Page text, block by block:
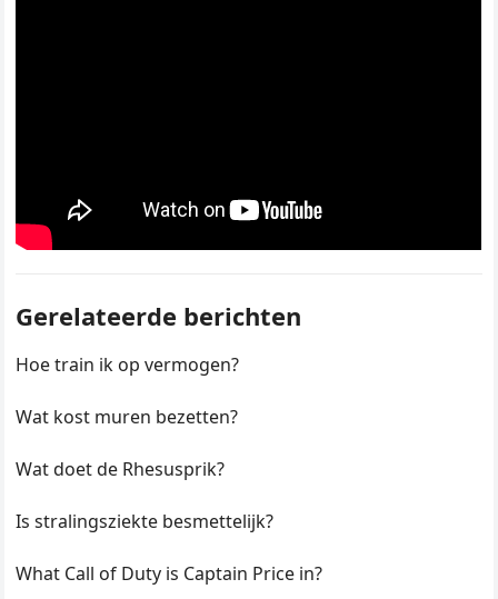
Gerelateerde berichten
Hoe train ik op vermogen?
Wat kost muren bezetten?
Wat doet de Rhesusprik?
Is stralingsziekte besmettelijk?
What Call of Duty is Captain Price in?